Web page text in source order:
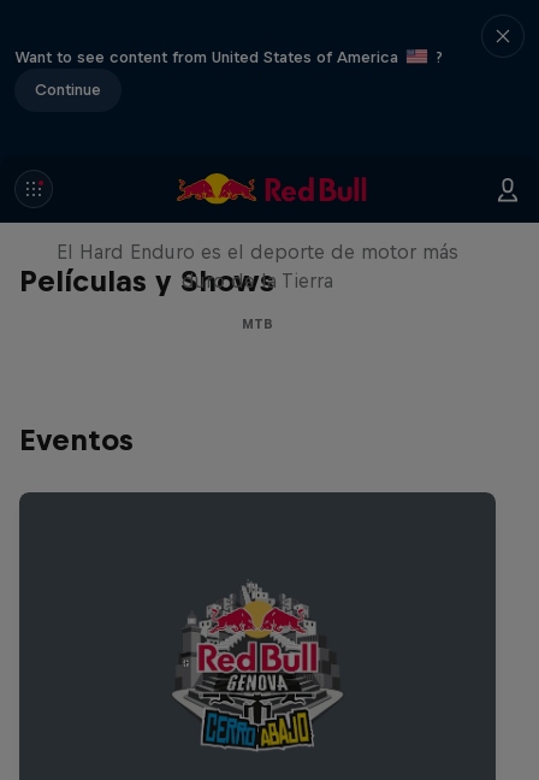
Want to see content from United States of America
?
Continue
Películas y Shows
Hard Enduro 2025: ¿La
temporada más difícil?
El Hard Enduro es el deporte de motor más
duro de la Tierra
MTB
Eventos